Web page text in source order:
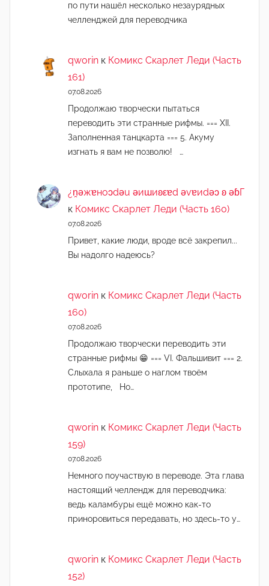
по пути нашёл несколько незаурядных
челленджей для переводчика
qworin к Комикс Скарлет Леди (Часть
161)
07.08.2026
Продолжаю творчески пытаться
переводить эти странные рифмы. === XII.
Заполненная танцкарта === 5. Акуму
изгнать я вам не позволю! …
¿n̯ǝжɐноɔdǝu ǝиɯиʚεɐd ǝvɐиdǝɔ ʚ ǝɓГ
к Комикс Скарлет Леди (Часть 160)
07.08.2026
Привет, какие люди, вроде всё закрепил...
Вы надолго надеюсь?
qworin к Комикс Скарлет Леди (Часть
160)
07.08.2026
Продолжаю творчески переводить эти
странные рифмы 😁 === VI. Фальшивит === 2.
Слыхала я раньше о наглом твоём
прототипе, Но…
qworin к Комикс Скарлет Леди (Часть
159)
07.08.2026
Немного поучаствую в переводе. Эта глава
настоящий челлендж для переводчика:
ведь каламбуры ещё можно как-то
приноровиться передавать, но здесь-то у…
qworin к Комикс Скарлет Леди (Часть
152)